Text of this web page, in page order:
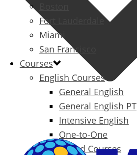
Fort Lauderdale
Miami
San Francisco
Courses
English Courses
General English
General English PT
Intensive English
One-to-One
Specialized Courses